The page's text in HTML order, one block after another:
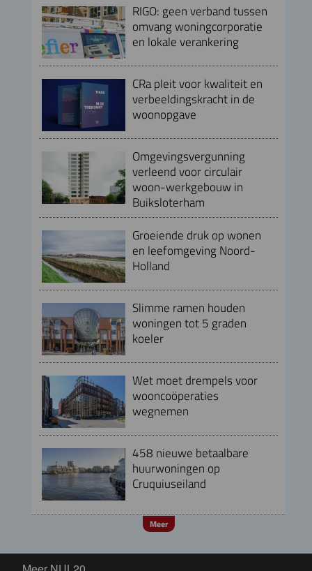
RIGO: geen verband tussen
omvang woningcorporatie
en lokale verankering
CRa pleit voor kwaliteit en
verbeeldingskracht in de
woonopgave
Omgevingsvergunning
verleend voor circulair
woon-werkgebouw in
Buiksloterham
Groeiende druk op wonen
en leefomgeving Noord-
Holland
Slimme ramen houden
woningen tot 5 graden
koeler
Wet moet drempels voor
wooncoöperaties
wegnemen
458 nieuwe betaalbare
huurwoningen op
Cruquiuseiland
Meer